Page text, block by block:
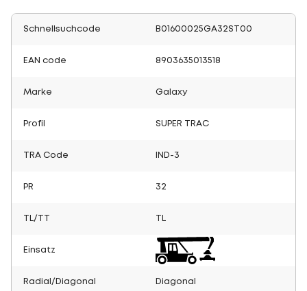
Schnellsuchcode B01600025GA32ST00
EAN code 8903635013518
Marke Galaxy
Profil SUPER TRAC
TRA Code IND-3
PR 32
TL/TT
Einsatz
Radial/Diagonal Diagonal